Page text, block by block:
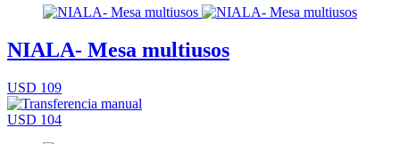
NIALA- Mesa multiusos
USD 109
USD 104